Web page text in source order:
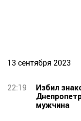
13 сентября 2023
22:19
Избил
мужчина